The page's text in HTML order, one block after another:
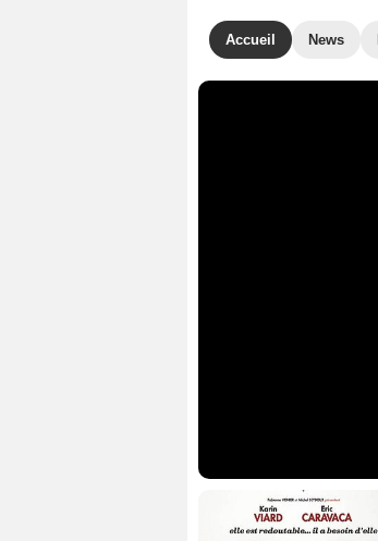
Accueil News